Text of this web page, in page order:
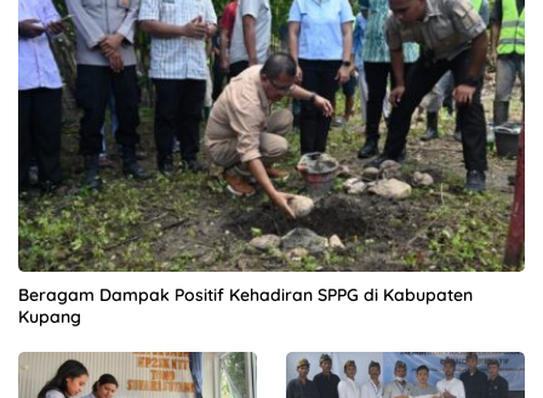
Beragam Dampak Positif Kehadiran SPPG di Kabupaten
Kupang